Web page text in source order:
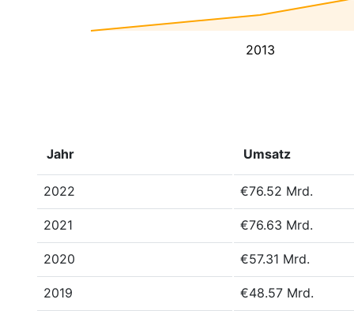
2013
Jahr Umsatz
2022 €76.52 Mrd.
2021 €76.63 Mrd.
2020 €57.31 Mrd.
2019 €48.57 Mrd.